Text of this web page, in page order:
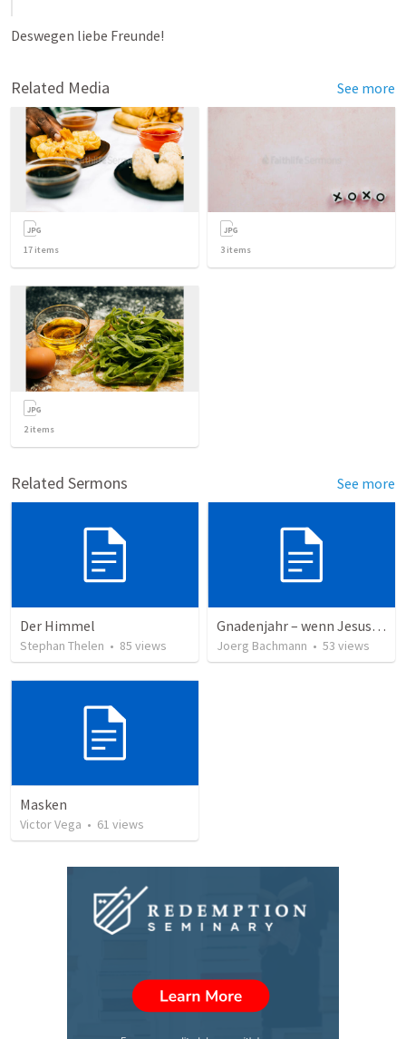
Deswegen liebe Freunde!
Related Media See more
17 items 3 items
2items
Related Sermons See more
Der Himmel
Stephan Thelen • 85 views
Gnadenjahr – wenn Jesus unser neues Jahr ausruft
Joerg Bachmann • 53 views
Masken
Victor Vega • 61 views